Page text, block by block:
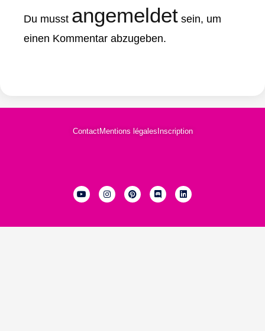
Du musst angemeldet sein, um
einen Kommentar abzugeben.
ContactMentions légales Inscription